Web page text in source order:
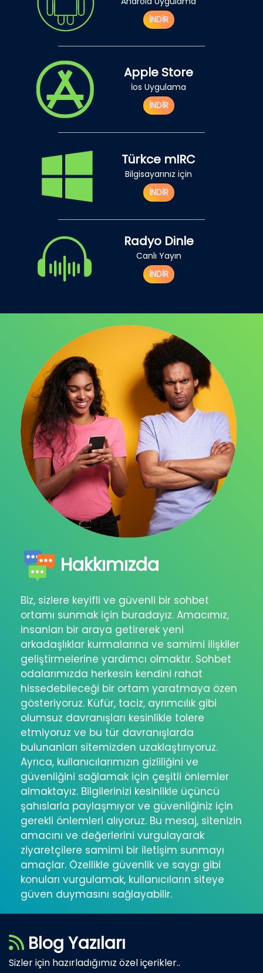
İNDİR
Apple Store
İos Uygulama
İNDİR
Türkce mIRC
Bilgisayarınız için
İNDİR
Radyo Dinle
Canlı Yayın
İNDİR
Hakkımızda
Biz, sizlere keyifli ve güvenli bir sohbet
ortamı sunmak için buradayız. Amacımız,
insanları bir araya getirerek yeni
arkadaşlıklar kurmalarına ve samimi ilişkiler
geliştirmelerine yardımcı olmaktır. Sohbet
odalarımızda herkesin kendini rahat
hissedebileceği bir ortam yaratmaya özen
gösteriyoruz. Küfür, taciz, ayrımcılık gibi
olumsuz davranışları kesinlikle tolere
etmiyoruz ve bu tür davranışlarda
bulunanları sitemizden uzaklaştırıyoruz.
Ayrıca, kullanıcılarımızın gizliliğini ve
güvenliğini sağlamak için çeşitli önlemler
almaktayız. Bilgilerinizi kesinlikle üçüncü
şahıslarla paylaşmıyor ve güvenliğiniz için
gerekli önlemleri alıyoruz. Bu mesaj, sitenizin
amacını ve değerlerini vurgulayarak
ziyaretçilere samimi bir iletişim sunmayı
amaçlar. Özellikle güvenlik ve saygı gibi
konuları vurgulamak, kullanıcıların siteye
güven duymasını sağlayabilir.
Blog Yazıları
Sizler için hazırladığımız özel içerikler..